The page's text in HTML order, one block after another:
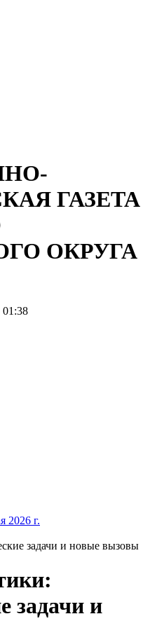
ГАЗЕТА
ОКРУГА
01:38
2026 г.
задачи и новые вызовы
задачи и